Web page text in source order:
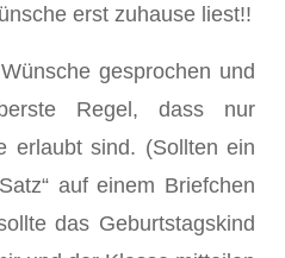
erst zuhause liest!!
gesprochen und
Regel, dass nur
erlaubt sind. (Sollten ein
auf einem Briefchen
das Geburtstagskind